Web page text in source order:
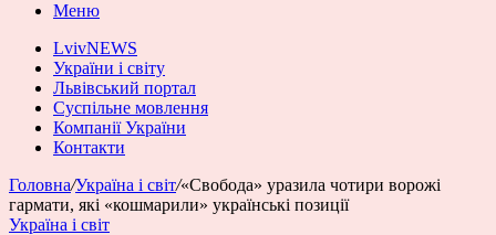
Меню
LvivNEWS
України і світу
Львівський портал
Суспільне мовлення
Компанії України
Контакти
Головна/Україна і світ/«Свобода» уразила чотири ворожі
гармати, які «кошмарили» українські позиції
Україна і світ